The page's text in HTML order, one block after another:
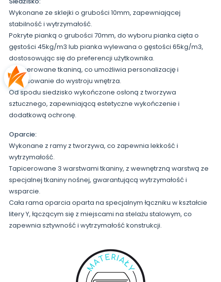
Wykonane ze sklejki o grubości 10mm, zapewniającej
stabilność i wytrzymałość.
Pokryte pianką o grubości 70mm, do wyboru pianka cięta o
gęstości 45kg/m3 lub pianka wylewana o gęstości 65kg/m3,
dostosowując się do preferencji użytkownika.
Tapicerowane tkaniną, co umożliwia personalizację i
dopasowanie do wystroju wnętrza.
Od spodu siedzisko wykończone osłoną z tworzywa
sztucznego, zapewniającą estetyczne wykończenie i
dodatkową ochronę.
Oparcie:
Wykonane z ramy z tworzywa, co zapewnia lekkość i
wytrzymałość.
Tapicerowane 3 warstwami tkaniny, z wewnętrzną warstwą ze
specjalnej tkaniny nośnej, gwarantującą wytrzymałość i
wsparcie.
Cała rama oparcia oparta na specjalnym łączniku w kształcie
litery Y, łączącym się z miejscami na stelażu stalowym, co
zapewnia sztywność i wytrzymałość konstrukcji.